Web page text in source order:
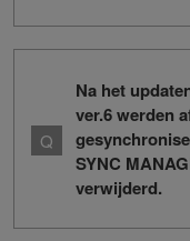
Na het
ver.6 werden
SYNC
verwijderd.